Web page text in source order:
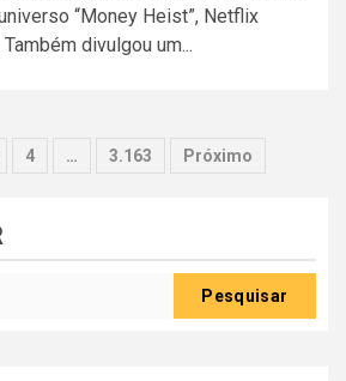
“Money Heist”, Netflix
divulgou um...
4 … 3.163 Próximo
Pesquisar